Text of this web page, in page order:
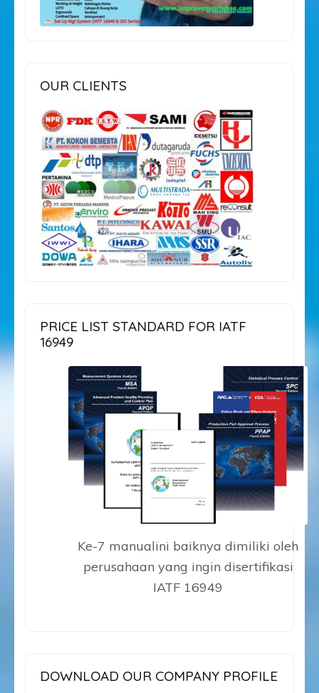
OUR CLIENTS
PRICE LIST STANDARD FOR IATF
16949
Ke-7 manualini baiknya dimiliki oleh
perusahaan yang ingin disertifikasi
IATF 16949
DOWNLOAD OUR COMPANY PROFILE